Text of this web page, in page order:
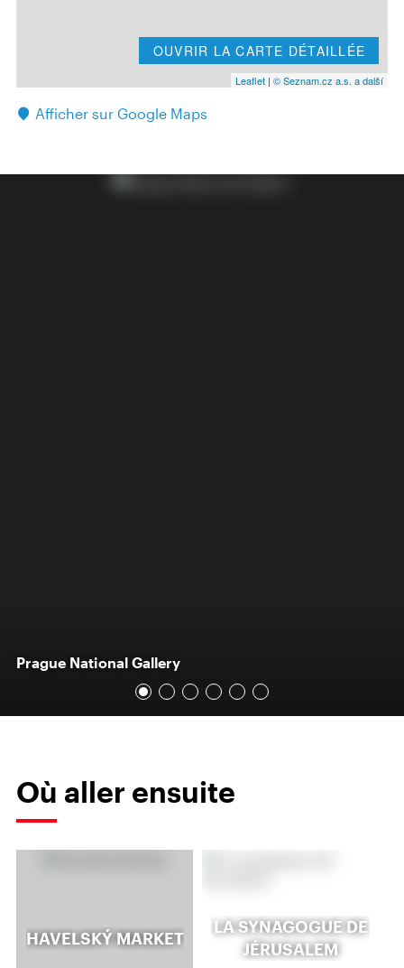
OUVRIR LA CARTE DÉTAILLÉE
Leaflet | © Seznam.cz a.s. a další
Afficher sur Google Maps
Prague National Gallery
Où aller ensuite
HAVELSKÝ MARKET
LA SYNAGOGUE DE
JÉRUSALEM